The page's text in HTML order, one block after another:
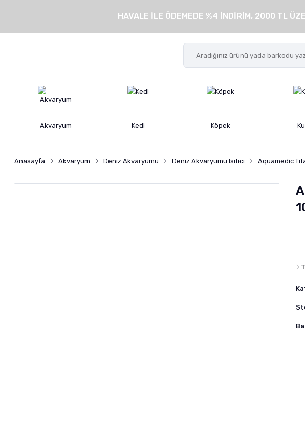
HAVALE İLE ÖDEMEDE %4 İNDİRİM, 2000 TL
Akvaryum Kedi Köpek
Anasayfa Akvaryum Deniz Akvaryumu Deniz Akvaryumu Isıtıcı Aquamedic